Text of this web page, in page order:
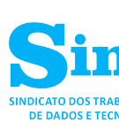
para
conteúdo